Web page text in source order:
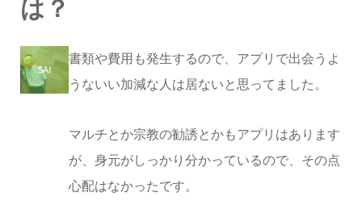
は？
書類や費用も発生するので、アプリで出会うよ
うないい加減な人は居ないと思ってました。
マルチとか宗教の勧誘とかもアプリはあります
が、身元がしっかり分かっているので、その点
心配はなかったです。